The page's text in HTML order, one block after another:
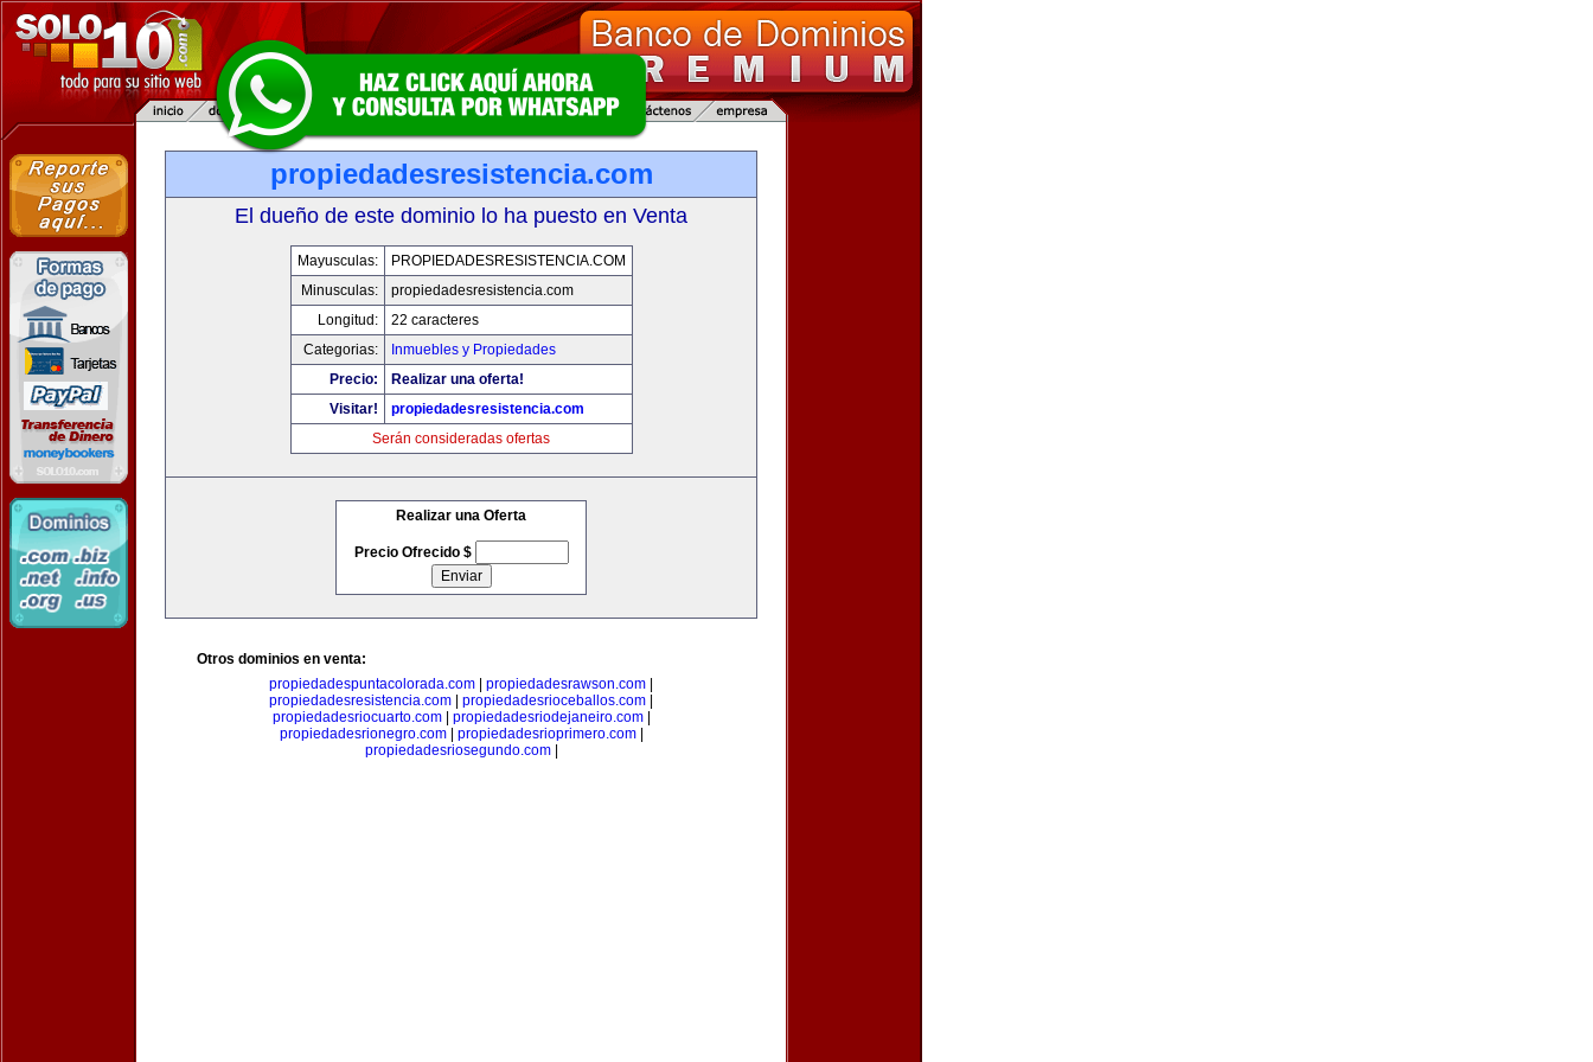
propiedadesresistencia.com
El dueño de este dominio lo ha puesto en Venta
Mayusculas:
PROPIEDADESRESISTENCIA.COM
Minusculas:
propiedadesresistencia.com
Longitud:
22 caracteres
Categorias:
Inmuebles y Propiedades
Precio:
Realizar una oferta!
Visitar!
propiedadesresistencia.com
Serán consideradas ofertas
Realizar una Oferta
Precio Ofrecido $
Otros dominios en venta:
propiedadespuntacolorada.com
propiedadesrawson.com
propiedadesresistencia.com
propiedadesrioceballos.com
propiedadesriocuarto.com| propiedadesriodejaneiro.com|
propiedadesrionegro.com| propiedadesrioprimero.com|
propiedadesriosegundo.com|